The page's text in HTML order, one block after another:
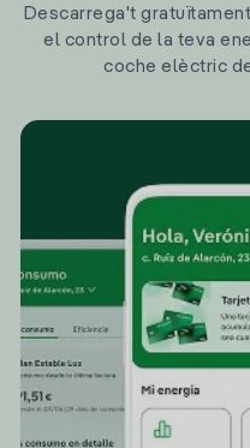
Descarrega't
el control de la teva
coche elèctric